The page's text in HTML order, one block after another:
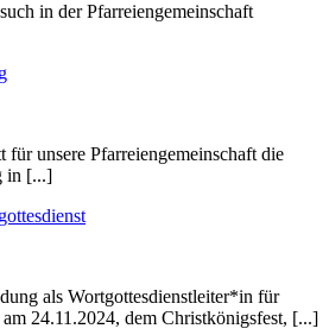
in der Pfarreiengemeinschaft
unsere Pfarreiengemeinschaft die
in [...]
als Wortgottesdienstleiter*in für
24.11.2024, dem Christkönigsfest, [...]